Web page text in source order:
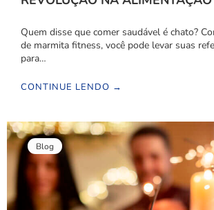
Quem disse que comer saudável é chato?
de marmita fitness, você pode levar suas
para…
CONTINUE LENDO →
Blog